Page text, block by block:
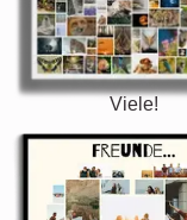
Viele!